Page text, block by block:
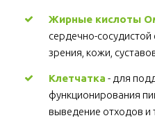
Жирные кислоты
сердечно-сосудистой
зрения, кожи,
Клетчатка - для
функционирования
выведение отходов и